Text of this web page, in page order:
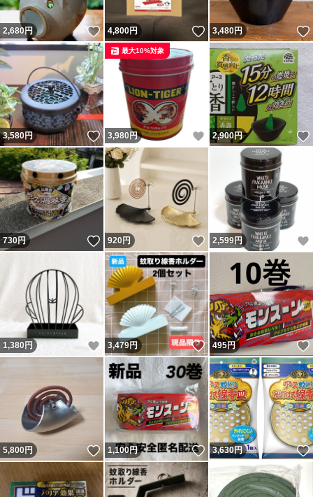
2,680円 いいね！
4,800円 いいね！
3,480円
3,580円 いいね！
3,980 円 いいね！
最大10%対象
2,900円
730円 いいね！
920円 いいね！
2,599円
1,380 円 いいね！
3,479円 いいね！
495円
5,800円 いいね！
1,100円 いいね！
3,630円